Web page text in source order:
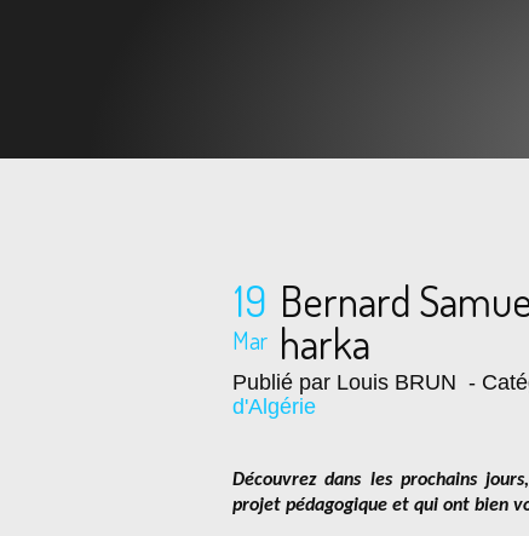
19
Mar
Bernard
harka
Publié par Louis BRUN -
d'Algérie
Découvrez dans les prochains
projet pédagogique et qui ont bien